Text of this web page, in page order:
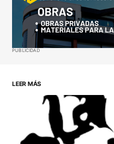
Your E-mail*
ENVIAR COMENTARIO
PUBLICIDAD
LEER MÁS